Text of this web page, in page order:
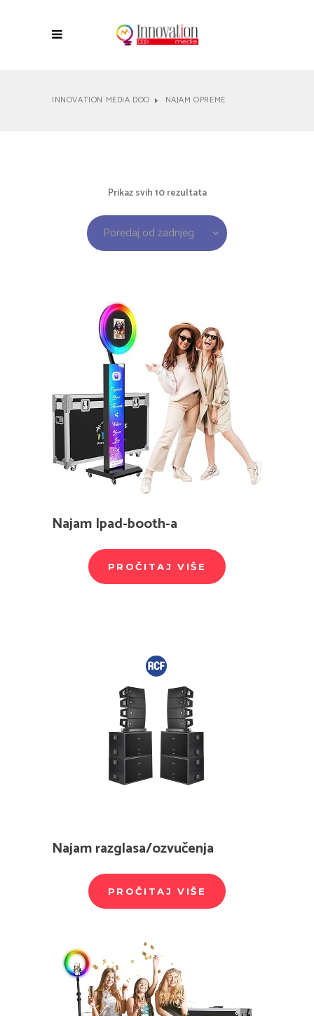
INNOVATION MEDIA DOO NAJAM OPREME
Prikaz svih 10 rezultataSorted
by
Poredaj od zadnjeg
Najam Ipad-booth-a
PROČITAJ VIŠE
Najam razglasa/ozvučenja
PROČITAJ VIŠE